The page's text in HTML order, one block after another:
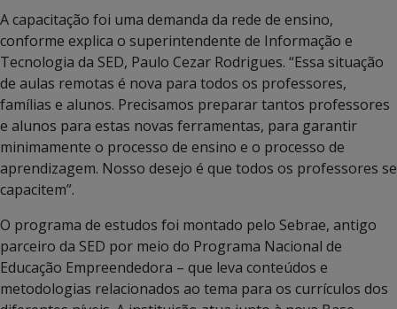
A capacitação foi uma demanda da rede de ensino,
conforme explica o superintendente de Informação e
Tecnologia da SED, Paulo Cezar Rodrigues. “Essa situação
de aulas remotas é nova para todos os professores,
famílias e alunos. Precisamos preparar tantos professores
e alunos para estas novas ferramentas, para garantir
minimamente o processo de ensino e o processo de
aprendizagem. Nosso desejo é que todos os professores se
capacitem”.
O programa de estudos foi montado pelo Sebrae, antigo
parceiro da SED por meio do Programa Nacional de
Educação Empreendedora – que leva conteúdos e
metodologias relacionados ao tema para os currículos dos